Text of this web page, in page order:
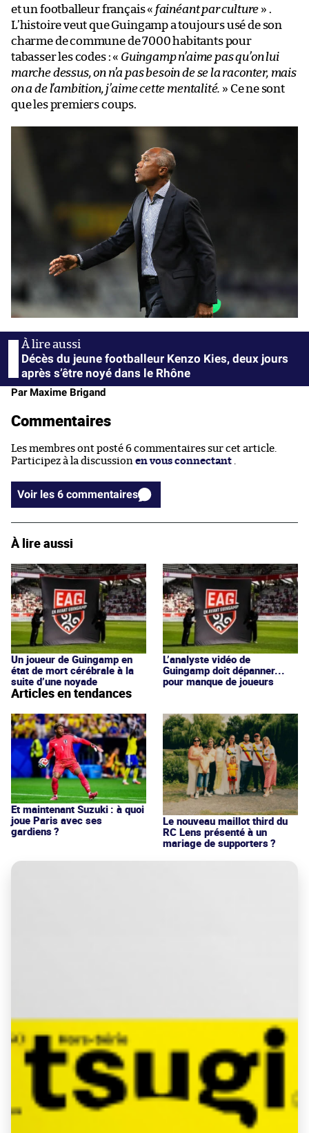
et un footballeur français « fainéant par culture » .
L’histoire veut que Guingamp a toujours usé de son
charme de commune de 7000 habitants pour
tabasser les codes : « Guingamp n’aime pas qu’on lui
marche dessus, on n’a pas besoin de se la raconter, mais
on a de l’ambition, j’aime cette mentalité. » Ce ne sont
que les premiers coups.
Décès du jeune footballeur Kenzo Kies, deux jours
après s’être noyé dans le Rhône
Par Maxime Brigand
Commentaires
Les membres ont posté 6 commentaires sur cet article.
Participez à la discussion en vous connectant .
Voir les 6 commentaires
À lire aussi
Un joueur de Guingamp en
état de mort cérébrale à la
suite d’une noyade
L’analyste vidéo de
Guingamp doit dépanner...
pour manque de joueurs
Articles en tendances
Et maintenant Suzuki : à quoi
joue Paris avec ses
gardiens ?
Le nouveau maillot third du
RC Lens présenté à un
mariage de supporters ?